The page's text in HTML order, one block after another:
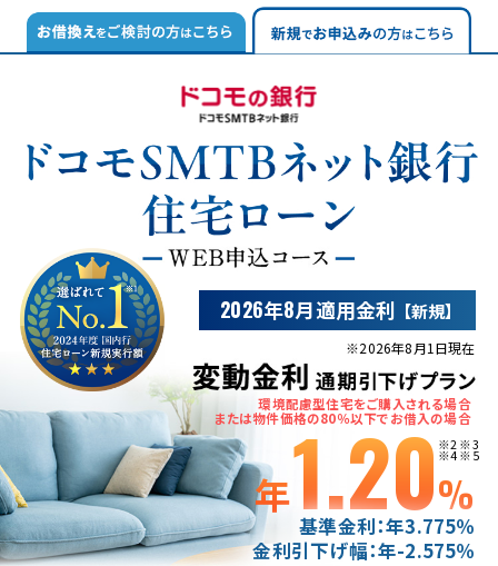
2026年8月適用金利 【新規】
※2026年8月1日現在
環境配慮型住宅をご購入される場合
または物件価格の80％以下でお借入の場合
年1.20%
※2 ※3
※4 ※5
基準金利：年3.775％
金利引下げ幅：年-2.575％